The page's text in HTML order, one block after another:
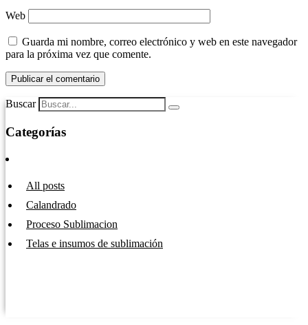
Web
Guarda mi nombre, correo electrónico y web en este navegador
para la próxima vez que comente.
Buscar
Categorías
All posts
Calandrado
Proceso Sublimacion
Telas e insumos de sublimación